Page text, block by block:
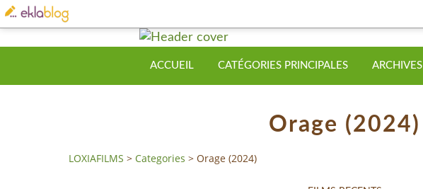
ACCUEIL CATÉGORIES PRINCIPALES ARCHIVES
Orage (2024)
LOXIAFILMS > Categories > Orage (2024)